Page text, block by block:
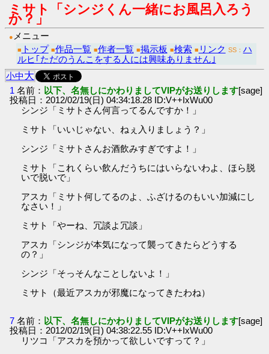
ミサト「シンジくん一緒にお風呂入ろう
か？」
● メニュー
■ トップ ■作品一覧 ■作者一覧 ■掲示板 ■検索 ■ リンク SS： ハ
ルヒ｢ただのうんこをする人には興味ありません｣
小中大
1 名前： 以下、名無しにかわりましてVIPがお送りします[sage]
投稿日：2012/02/19(日) 04:34:18.28 ID:V++IxWu00
シンジ「ミサトさん何言ってるんですか！」
ミサト「いいじゃない、ねぇ入りましょう？」
シンジ「ミサトさんお酒飲みすぎですよ！」
ミサト「これくらい飲んだうちにはいらないわよ、ほら脱
いで脱いで」
アスカ「ミサト何してるのよ、ふざけるのもいい加減にし
なさい！」
ミサト「やーね、冗談よ冗談」
アスカ「シンジが本気になって襲ってきたらどうする
の？」
シンジ「そっそんなことしないよ！」
ミサト（最近アスカが邪魔になってきたわね）
7 名前： 以下、名無しにかわりましてVIPがお送りします[sage]
投稿日：2012/02/19(日) 04:38:22.55 ID:V++IxWu00
リツコ「アスカを預かって欲しいですって？」